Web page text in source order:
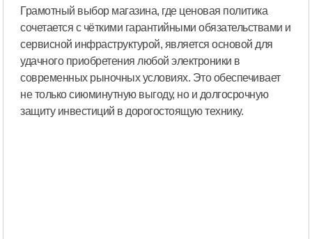
Грамотный выбор магазина, где ценовая политика
сочетается с чёткими гарантийными обязательствами и
сервисной инфраструктурой, является основой для
удачного приобретения любой электроники в
современных рыночных условиях. Это обеспечивает
не только сиюминутную выгоду, но и долгосрочную
защиту инвестиций в дорогостоящую технику.